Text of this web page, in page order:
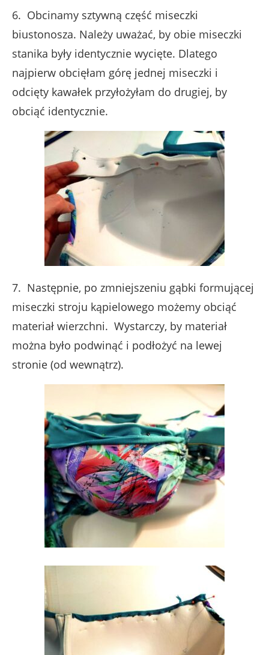
6. Obcinamy sztywną część miseczki
biustonosza. Należy uważać, by obie miseczki
stanika były identycznie wycięte. Dlatego
najpierw obcięłam górę jednej miseczki i
odcięty kawałek przyłożyłam do drugiej, by
obciąć identycznie.
7. Następnie, po zmniejszeniu gąbki formującej
miseczki stroju kąpielowego możemy obciąć
materiał wierzchni. Wystarczy, by materiał
można było podwinąć i podłożyć na lewej
stronie (od wewnątrz).